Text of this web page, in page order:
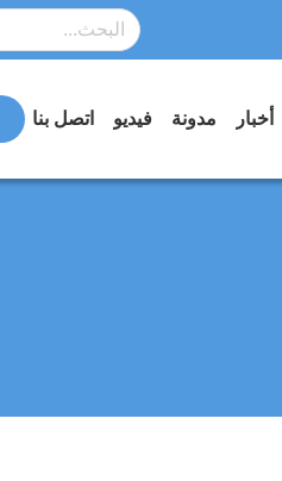
أخبار مدونة فيديو اتصل بنا